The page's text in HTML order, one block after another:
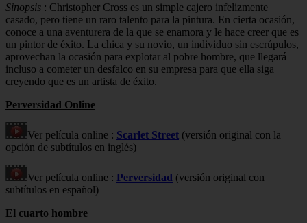
Sinopsis : Christopher Cross es un simple cajero infelizmente
casado, pero tiene un raro talento para la pintura. En cierta ocasión,
conoce a una aventurera de la que se enamora y le hace creer que es
un pintor de éxito. La chica y su novio, un individuo sin escrúpulos,
aprovechan la ocasión para explotar al pobre hombre, que llegará
incluso a cometer un desfalco en su empresa para que ella siga
creyendo que es un artista de éxito.
Perversidad Online
Ver película online : Scarlet Street (versión original con la
opción de subtítulos en inglés)
Ver película online : Perversidad (versión original con
subtítulos en español)
El cuarto hombre